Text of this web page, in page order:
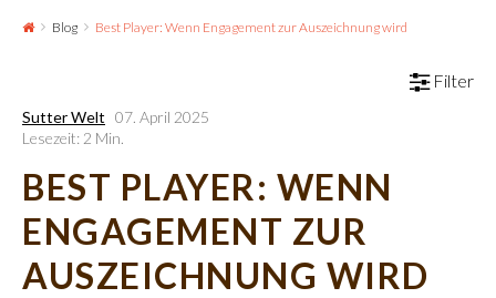
Blog Best Player: Wenn Engagement zur Auszeichnung wird
Filter
Sutter Welt 07. April 2025
Lesezeit: 2 Min.
BEST PLAYER: WENN
ENGAGEMENT ZUR
AUSZEICHNUNG WIRD